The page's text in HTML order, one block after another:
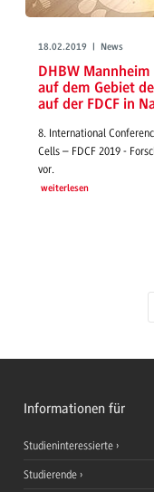
18.02.2019 | News
DHBW
auf dem Gebiet
auf der FDCF in
8. International
Cells – FDCF 2019 -
vor.
weiterlesen
Informationen für
Studieninteressierte
Studierende